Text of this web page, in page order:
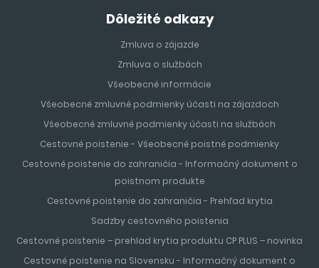
Dôležité odkazy
Zmluva o zájazde
Zmluva o službách
Všeobecné informácie
Všeobecné zmluvné podmienky účasti na zájazdoch
Všeobecné zmluvné podmienky účasti na službách
Cestovné poistenie - Všeobecné poistné podmienky
Cestovné poistenie do zahraničia - Informačný dokument o
poistnom produkte
Cestovné poistenie do zahraničia - Prehľad krytia
Sadzby cestovného poistenia
Cestovné poistenie – prehlad krytia produktu CP PLUS – novinka
Cestovné poistenie na Slovensku - Informačný dokument o